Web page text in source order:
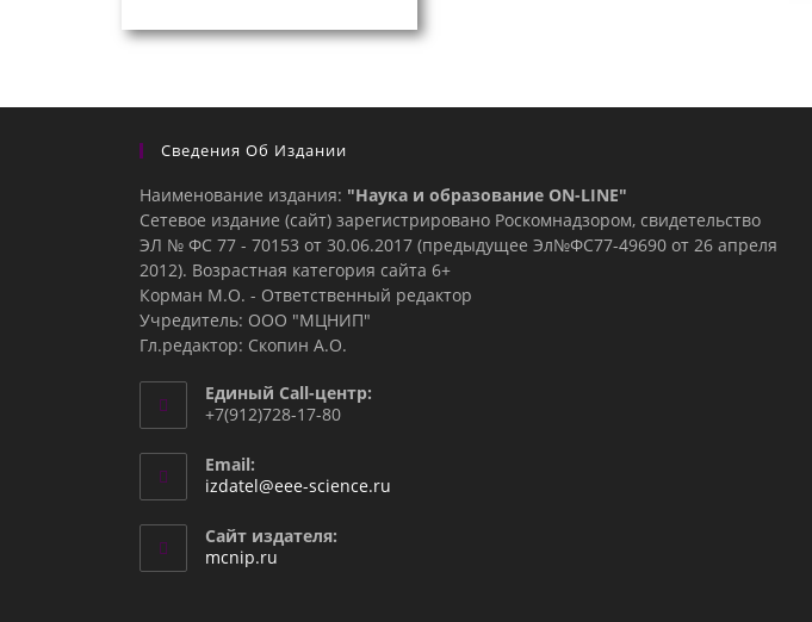
Сведения Об Издании
Наименование издания: "Наука и образование ON-LINE"
Сетевое издание (сайт) зарегистрировано Роскомнадзором, свидетельство
ЭЛ № ФС 77 - 70153 от 30.06.2017 (предыдущее Эл№ФC77-49690 от 26 апреля
2012). Возрастная категория сайта 6+
Корман М.О. - Ответственный редактор
Учредитель: ООО "МЦНИП"
Гл.редактор: Скопин А.О.
Единый Call-центр:
+7(912)728-17-80
Email:
izdatel@eee-science.ru
Сайт издателя:
mcnip.ru